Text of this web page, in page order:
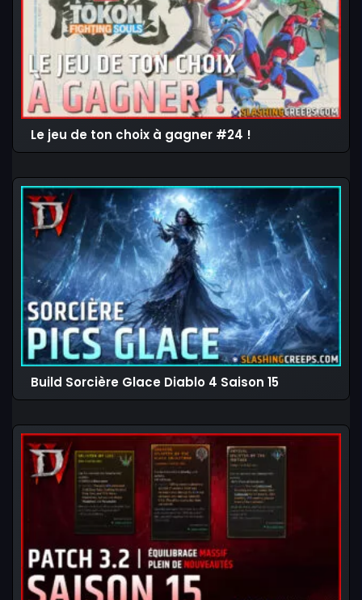
Le jeu de ton choix à gagner #24 !
Build Sorcière Glace Diablo 4 Saison 15